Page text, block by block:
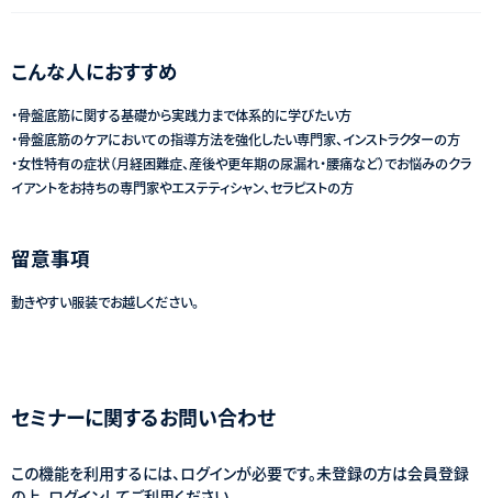
こんな人におすすめ
・骨盤底筋に関する基礎から実践力まで体系的に学びたい方
・骨盤底筋のケアにおいての指導方法を強化したい専門家、インストラクターの方
・女性特有の症状（月経困難症、産後や更年期の尿漏れ・腰痛など）でお悩みのクラ
イアントをお持ちの専門家やエステティシャン、セラピストの方
留意事項
動きやすい服装でお越しください。
セミナーに関するお問い合わせ
この機能を利用するには、ログインが必要です。未登録の方は会員登録